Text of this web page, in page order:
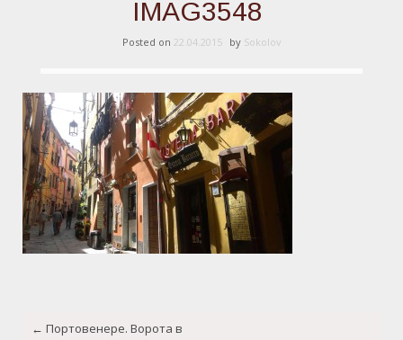
IMAG3548
Posted on 22.04.2015 by Sokolov
← Портовенере. Ворота в